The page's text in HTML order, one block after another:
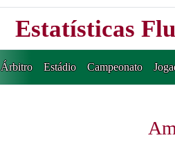
Estatísticas
Árbitro Estádio Campeonato